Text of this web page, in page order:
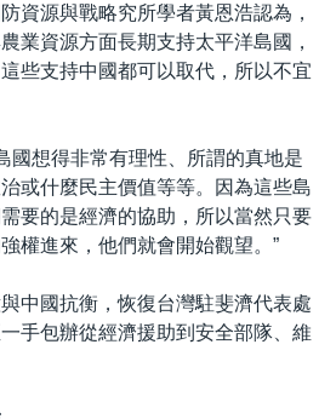
資源與戰略究所學者黃恩浩認為，
業資源方面長期支持太平洋島國，
些支持中國都可以取代，所以不宜
國想得非常有理性、所謂的真地是
或什麼民主價值等等。因為這些島
要的是經濟的協助，所以當然只要
權進來，他們就會開始觀望。”
中國抗衡，恢復台灣駐斐濟代表處
手包辦從經濟援助到安全部隊、維